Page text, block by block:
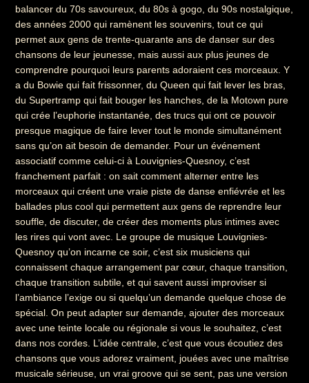
balancer du 70s savoureux, du 80s à gogo, du 90s nostalgique,
des années 2000 qui ramènent les souvenirs, tout ce qui
permet aux gens de trente-quarante ans de danser sur des
chansons de leur jeunesse, mais aussi aux plus jeunes de
comprendre pourquoi leurs parents adoraient ces morceaux. Y
a du Bowie qui fait frissonner, du Queen qui fait lever les bras,
du Supertramp qui fait bouger les hanches, de la Motown pure
qui crée l’euphorie instantanée, des trucs qui ont ce pouvoir
presque magique de faire lever tout le monde simultanément
sans qu’on ait besoin de demander. Pour un événement
associatif comme celui-ci à Louvignies-Quesnoy, c’est
franchement parfait : on sait comment alterner entre les
morceaux qui créent une vraie piste de danse enfiévrée et les
ballades plus cool qui permettent aux gens de reprendre leur
souffle, de discuter, de créer des moments plus intimes avec
les rires qui vont avec. Le groupe de musique Louvignies-
Quesnoy qu’on incarne ce soir, c’est six musiciens qui
connaissent chaque arrangement par cœur, chaque transition,
chaque transition subtile, et qui savent aussi improviser si
l’ambiance l’exige ou si quelqu’un demande quelque chose de
spécial. On peut adapter sur demande, ajouter des morceaux
avec une teinte locale ou régionale si vous le souhaitez, c’est
dans nos cordes. L’idée centrale, c’est que vous écoutiez des
chansons que vous adorez vraiment, jouées avec une maîtrise
musicale sérieuse, un vrai groove qui se sent, pas une version